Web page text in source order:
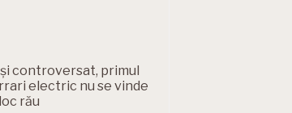
controversat, primul
electric nu se vinde
rău